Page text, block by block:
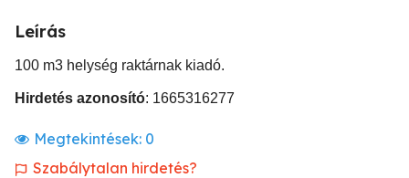
Leírás
100 m3 helység raktárnak kiadó.
Hirdetés azonosító: 1665316277
Megtekintések: 0
Szabálytalan hirdetés?